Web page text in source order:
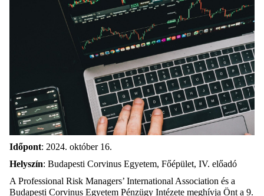
Időpont: 2024. október 16.
Helyszín: Budapesti Corvinus Egyetem, Főépület, IV. előadó
A Professional Risk Managers’ International Association és a
Budapesti Corvinus Egyetem Pénzügy Intézete meghívja Önt a 9.